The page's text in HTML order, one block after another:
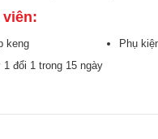
viên:
keng
Phụ
đổi 1 trong 15 ngày